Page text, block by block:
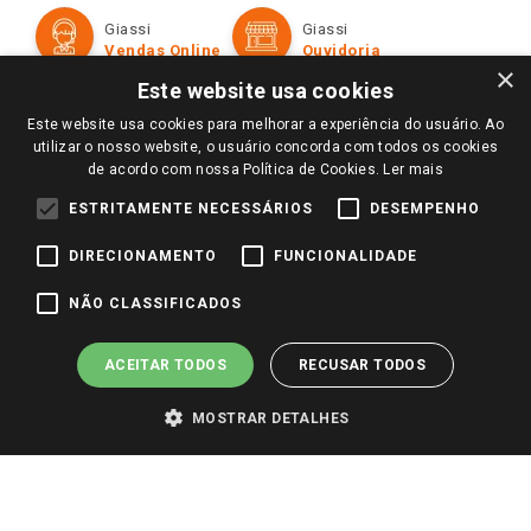
Televendas
Perguntas frequentes
Trabalhe Conosco
Identidade Visual
Formas de Pagamento
Políticas de entrega
Trocas e Devoluções
Giassi
Vendas Online
Giassi
Ouvidoria
Redes Sociais
Pagamento e Segurança
×
Este website usa cookies
Este website usa cookies para melhorar a experiência do usuário. Ao
utilizar o nosso website, o usuário concorda com todos os cookies
de acordo com nossa Política de Cookies. Ler mais
ESTRITAMENTE NECESSÁRIOS DESEMPENHO
DIRECIONAMENTO FUNCIONALIDADE
NÃO CLASSIFICADOS
ACEITAR TODOS RECUSAR TODOS
MOSTRAR DETALHES